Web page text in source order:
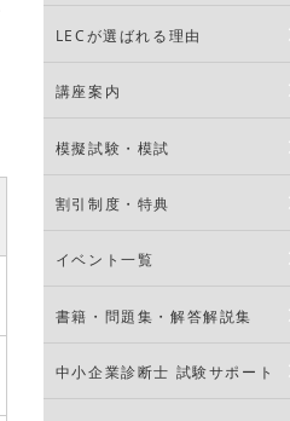
LECが選ばれる理由
講座案内
模擬試験・模試
割引制度・特典
イベント一覧
書籍・問題集・解答解説集
中小企業診断士 試験サポート